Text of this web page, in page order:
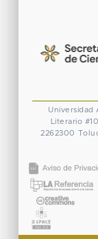
Universidad
Literario
2262300